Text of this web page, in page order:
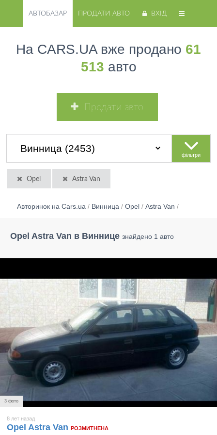
АВТОБАЗАР ПРОДАТИ АВТО ВХІД
На CARS.UA вже продано 61
513 авто
Продати авто
фільтри
Opel Astra Van
Авторинок на Cars.ua / Винница / Opel / Astra Van /
Opel Astra Van в Виннице знайдено 1 авто
3 фото
8 лет назад
Opel Astra Van РОЗМИТНЕНА